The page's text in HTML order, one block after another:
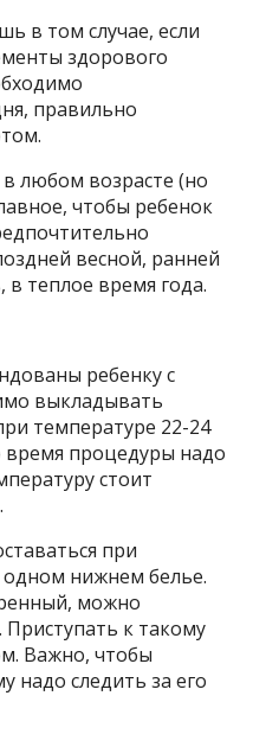
в том случае, если
здорового
правильно
любом возрасте (но
чтобы ребенок
весной, ранней
теплое время года.
ребенку с
выкладывать
температуре 22-24
время процедуры надо
стоит
при
нижнем белье.
можно
к такому
Важно, чтобы
надо следить за его